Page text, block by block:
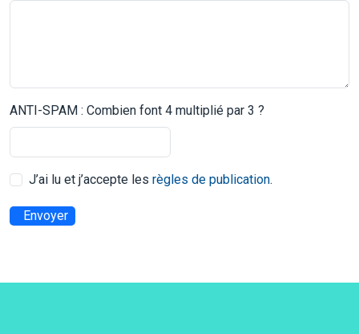
ANTI-SPAM : Combien font 4 multiplié par 3 ?
J’ai lu et j’accepte les règles de publication.
Envoyer